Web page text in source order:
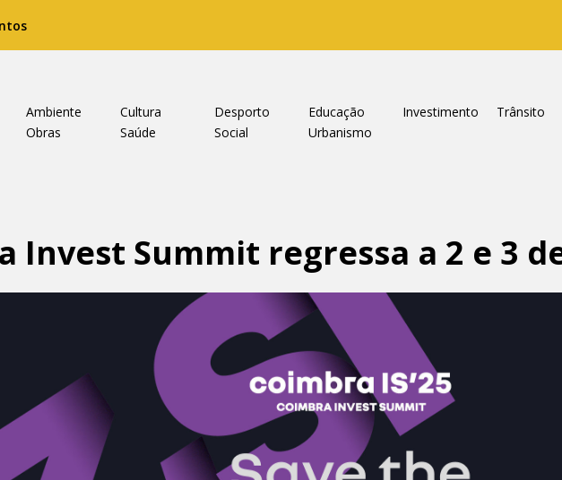
Ambiente Cultura Desporto Educação Investimento
Trânsito
Obras
Saúde Social Urbanismo
Invest Summit regressa a 2 e 3